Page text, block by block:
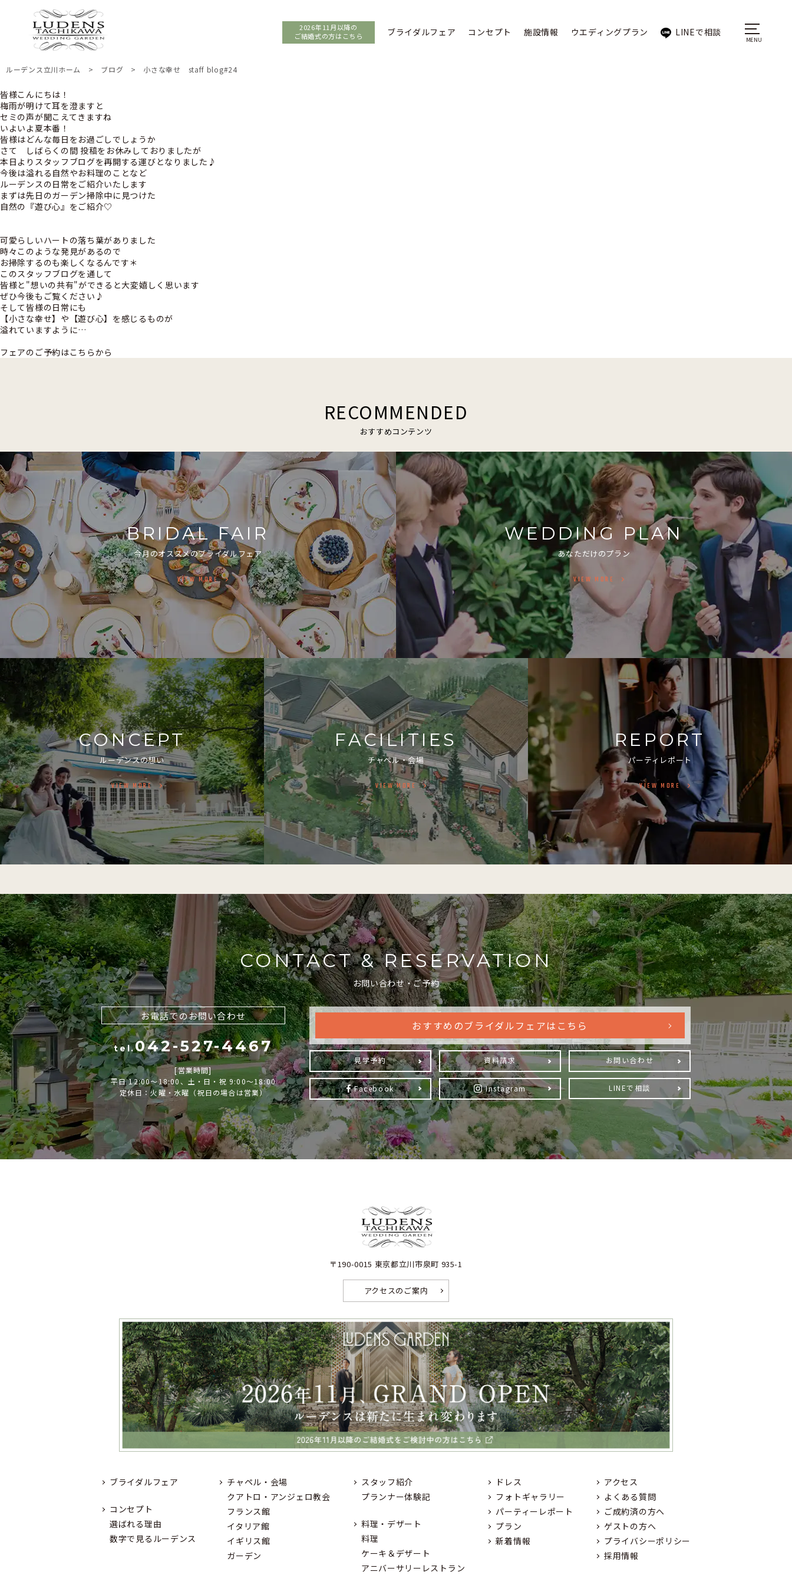
2026年11月以降の
ご結婚式の方はこちら
ブライダルフェア コンセプト 施設情報 ウエディングプラン LINEで相談
ルーデンス立川ホーム > ブログ > 小さな幸せ staff blog#24
皆様こんにちは！
梅雨が明けて耳を澄ますと
セミの声が聞こえてきますね
いよいよ夏本番！
皆様はどんな毎日をお過ごしでしょうか
さて しばらくの間 投稿をお休みしておりましたが
本日よりスタッフブログを再開する運びとなりました♪
今後は溢れる自然やお料理のことなど
ルーデンスの日常をご紹介いたします
まずは先日のガーデン掃除中に見つけた
自然の『遊び心』をご紹介♡
可愛らしいハートの落ち葉がありました
時々このような発見があるので
お掃除するのも楽しくなるんです＊
このスタッフブログを通して
皆様と"想いの共有"ができると大変嬉しく思います
ぜひ今後もご覧ください♪
そして皆様の日常にも
【小さな幸せ】や【遊び心】を感じるものが
溢れていますように…
フェアのご予約はこちらから
RECOMMENDED
おすすめコンテンツ
BRIDAL FAIR
今月のオススメのブライダルフェア
VIEW MORE
WEDDING PLAN
あなただけのプラン
VIEW MORE
CONCEPT
ルーデンスの想い
VIEW MORE
FACILITIES
チャペル・会場
VIEW MORE
REPORT
パーティレポート
VIEW MORE
CONTACT & RESERVATION
お問い合わせ・ご予約
お電話でのお問い合わせ
tel.042-527-4467
[営業時間]
平日 12:00～18:00、土・日・祝 9:00～18:00
定休日：火曜・水曜（祝日の場合は営業）
おすすめのブライダルフェアはこちら
見学予約 資料請求 お問い合わせ
Facebook Instagram LINEで相談
〒190-0015 東京都立川市泉町 935-1
アクセスのご案内
ブライダルフェア
コンセプト
選ばれる理由
数字で見るルーデンス
チャペル・会場
クアトロ・アンジェロ教会
フランス館
イタリア館
イギリス館
ガーデン
スタッフ紹介
プランナー体験記
料理・デザート
料理
ケーキ＆デザート
アニバーサリーレストラン
ドレス
フォトギャラリー
パーティーレポート
プラン
新着情報
アクセス
よくある質問
ご成約済の方へ
ゲストの方へ
プライバシーポリシー
採用情報